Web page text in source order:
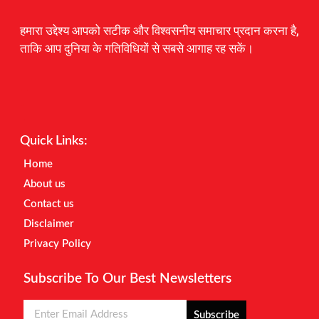
हमारा उद्देश्य आपको सटीक और विश्वसनीय समाचार प्रदान करना है,
ताकि आप दुनिया के गतिविधियों से सबसे आगाह रह सकें।
Quick Links:
Home
About us
Contact us
Disclaimer
Privacy Policy
Subscribe To Our Best Newsletters
Subscribe